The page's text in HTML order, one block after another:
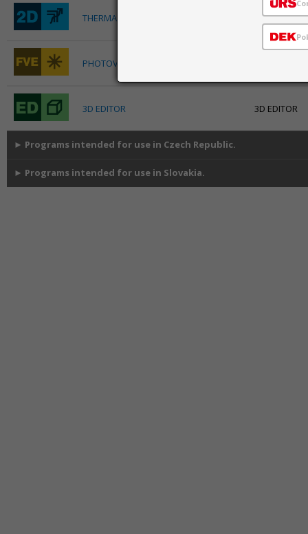
THERMAL ANALYSIS 2D Stationary
PHOTOVOLTAICS
3D EDITOR 3D EDITOR
► Programs intended for use in Czech Republic.
► Programs intended for use in Slovakia.